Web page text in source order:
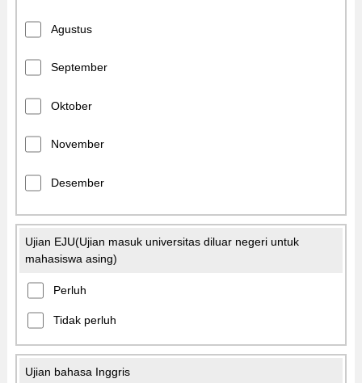
Agustus
September
Oktober
November
Desember
Ujian EJU(Ujian masuk universitas diluar negeri untuk
mahasiswa asing)
Perluh
Tidak perluh
Ujian bahasa Inggris